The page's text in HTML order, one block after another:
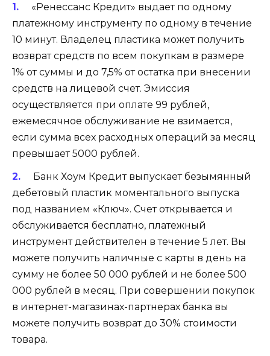
«Ренессанс Кредит» выдает по одному
платежному инструменту по одному в течение
10 минут. Владелец пластика может получить
возврат средств по всем покупкам в размере
1% от суммы и до 7,5% от остатка при внесении
средств на лицевой счет. Эмиссия
осуществляется при оплате 99 рублей,
ежемесячное обслуживание не взимается,
если сумма всех расходных операций за месяц
превышает 5000 рублей.
Банк Хоум Кредит выпускает безымянный
дебетовый пластик моментального выпуска
под названием «Ключ». Счет открывается и
обслуживается бесплатно, платежный
инструмент действителен в течение 5 лет. Вы
можете получить наличные с карты в день на
сумму не более 50 000 рублей и не более 500
000 рублей в месяц. При совершении покупок
в интернет-магазинах-партнерах банка вы
можете получить возврат до 30% стоимости
товара.